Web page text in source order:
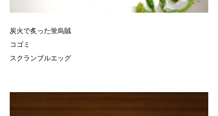
炭火で炙った蛍烏賊
コゴミ
スクランブルエッグ